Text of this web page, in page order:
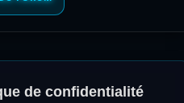
de confidentialité